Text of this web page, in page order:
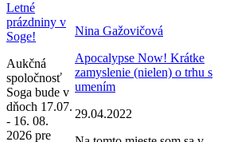
Letné
prázdniny v
Soge!
Aukčná
spoločnosť
Soga bude v
dňoch 17.07.
- 16. 08.
2026 pre
Nina Gažovičová
Apocalypse Now! Krátke
zamyslenie (nielen) o trhu s
umením
29.04.2022